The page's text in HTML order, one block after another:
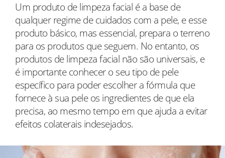
Um produto de limpeza facial é a base de
qualquer regime de cuidados com a pele, e esse
produto básico, mas essencial, prepara o terreno
para os produtos que seguem. No entanto, os
produtos de limpeza facial não são universais, e
é importante conhecer o seu tipo de pele
específico para poder escolher a fórmula que
fornece à sua pele os ingredientes de que ela
precisa, ao mesmo tempo em que ajuda a evitar
efeitos colaterais indesejados.